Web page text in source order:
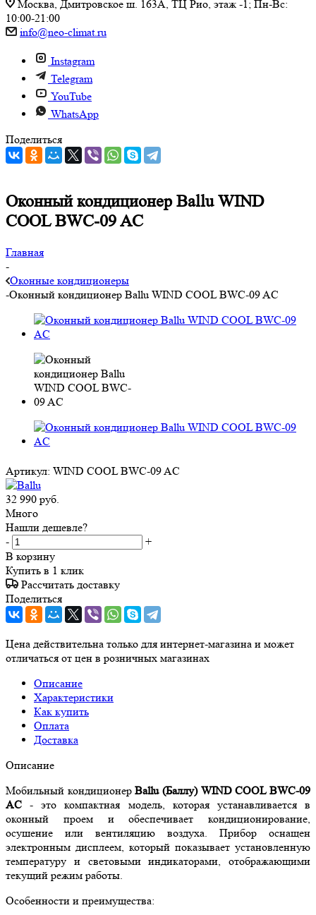
Москва, Дмитровское ш. 163А, ТЦ Рио, этаж -1; Пн-Вс:
10:00-21:00
info@neo-climat.ru
Instagram
Telegram
YouTube
WhatsApp
Поделиться
Оконный кондиционер Ballu WIND
COOL BWC-09 AC
Главная
-
Оконные кондиционеры
-Оконный кондиционер Ballu WIND COOL BWC-09 AC
Артикул: WIND COOL BWC-09 AC
32 990 руб.
Много
Нашли дешевле?
-
+
В корзину
Купить в 1 клик
Рассчитать доставку
Поделиться
Цена действительна только для интернет-магазина и может
отличаться от цен в розничных магазинах
Описание
Характеристики
Как купить
Оплата
Доставка
Описание
Мобильный кондиционерBallu (Баллу) WIND COOL BWC-09
AC- это компактная модель, которая устанавливается в
оконный проем и обеспечивает кондиционирование,
осушение или вентиляцию воздуха. Прибор оснащен
электронным дисплеем, который показывает установленную
температуру и световыми индикаторами, отображающими
текущий режим работы.
Особенности и преимущества: